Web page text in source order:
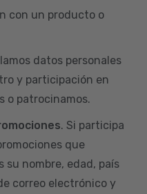
con un producto o
datos personales
y participación en
o patrocinamos.
. Si participa
que
su nombre, edad, país
correo electrónico y